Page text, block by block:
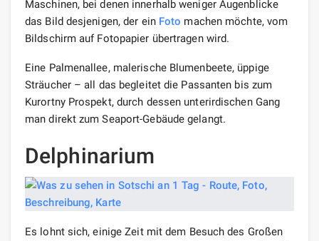
Maschinen, bei denen innerhalb weniger Augenblicke
das Bild desjenigen, der ein Foto machen möchte, vom
Bildschirm auf Fotopapier übertragen wird.
Eine Palmenallee, malerische Blumenbeete, üppige
Sträucher – all das begleitet die Passanten bis zum
Kurortny Prospekt, durch dessen unterirdischen Gang
man direkt zum Seaport-Gebäude gelangt.
Delphinarium
Es lohnt sich, einige Zeit mit dem Besuch des Großen